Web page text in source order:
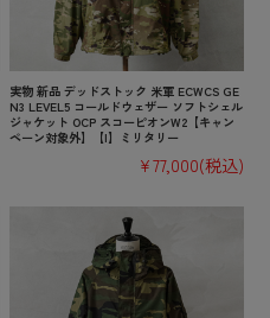
実物 新品 デッドストック 米軍 ECWCS GE
N3 LEVEL5 コールドウェザー ソフトシェル
ジャケット OCP スコーピオンW2【キャン
ペーン対象外】【I】ミリタリー
¥77,000(税込)